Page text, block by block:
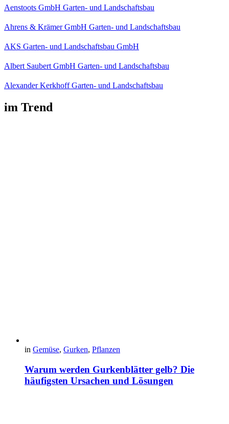
Aenstoots GmbH Garten- und Landschaftsbau
Ahrens & Krämer GmbH Garten- und Landschaftsbau
AKS Garten- und Landschaftsbau GmbH
Albert Saubert GmbH Garten- und Landschaftsbau
Alexander Kerkhoff Garten- und Landschaftsbau
im Trend
in Gemüse, Gurken, Pflanzen
Warum werden Gurkenblätter gelb? Die
häufigsten Ursachen und Lösungen